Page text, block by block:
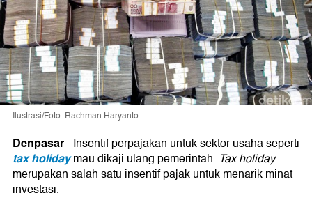
Ilustrasi/Foto: Rachman Haryanto
Denpasar-Insentif perpajakan untuk sektor usaha seperti
tax holidaymau dikaji ulang pemerintah. Tax holiday
merupakan salah satu insentif pajak untuk menarik minat
investasi.